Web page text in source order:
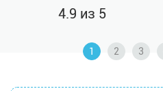
4.9 из 5